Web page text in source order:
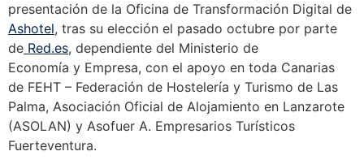
presentación de la Oficina de Transformación Digital de
Ashotel, tras su elección el pasado octubre por parte
de Red.es, dependiente del Ministerio de
Economía y Empresa, con el apoyo en toda Canarias
de FEHT – Federación de Hostelería y Turismo de Las
Palma, Asociación Oficial de Alojamiento en Lanzarote
(ASOLAN) y Asofuer A. Empresarios Turísticos
Fuerteventura.